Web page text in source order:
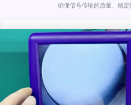
确保信号传输的质量、稳定